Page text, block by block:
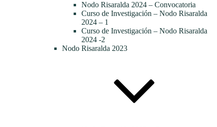
Nodo Risaralda 2024 – Convocatoria
Curso de Investigación – Nodo Risaralda
2024 – 1
Curso de Investigación – Nodo Risaralda
2024 -2
Nodo Risaralda 2023